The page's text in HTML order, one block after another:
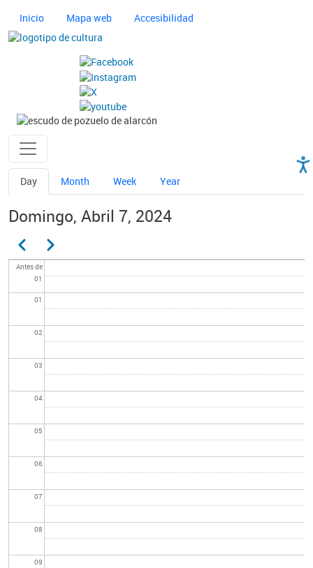
Navegación principal cultura
Inicio Mapa web
Accesibilidad
Imagen
Imagen
Ayuntamiento de Pozuelo
Solapas principales
Day Month Week Year
Domingo, Abril 7, 2024
Paginación
AnteriorSiguiente
Antes de
01
01
02
03
04
05
06
07
08
09